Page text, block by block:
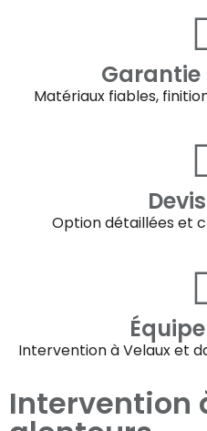
Matériaux fiables,
Option détaillées et
Intervention àVelauxet
Intervention